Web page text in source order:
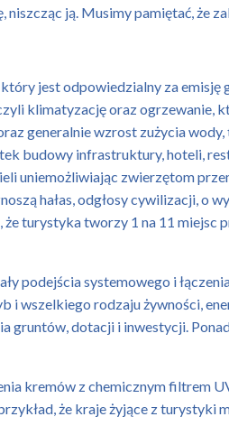
ją. Musimy pamiętać, że
jest odpowiedzialny za emisję
klimatyzację oraz ogrzewanie,
generalnie wzrost zużycia
budowy infrastruktury, hoteli,
uniemożliwiając zwierzętom
hałas, odgłosy cywilizacji, o
że turystyka tworzy 1 na 11
podejścia systemowego i
i wszelkiego rodzaju żywności,
gruntów, dotacji i inwestycji.
kremów z chemicznym filtrem
że kraje żyjące z turystyki